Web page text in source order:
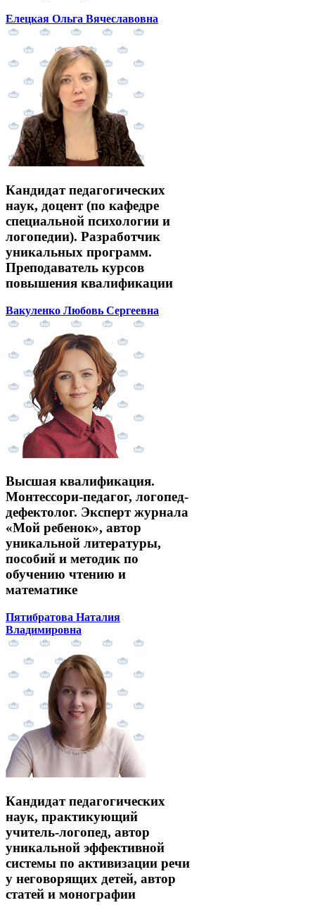
Елецкая Ольга Вячеславовна
Кандидат педагогических
наук, доцент (по кафедре
специальной психологии и
логопедии). Разработчик
уникальных программ.
Преподаватель курсов
повышения квалификации
Вакуленко Любовь Сергеевна
Высшая квалификация.
Монтессори-педагог, логопед-
дефектолог. Эксперт журнала
«Мой ребенок», автор
уникальной литературы,
пособий и методик по
обучению чтению и
математике
Пятибратова Наталия
Владимировна
Кандидат педагогических
наук, практикующий
учитель-логопед, автор
уникальной эффективной
системы по активизации речи
у неговорящих детей, автор
статей и монографии